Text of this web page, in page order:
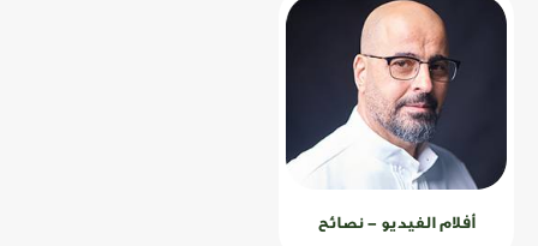
أفلام الفيديو - نصائح